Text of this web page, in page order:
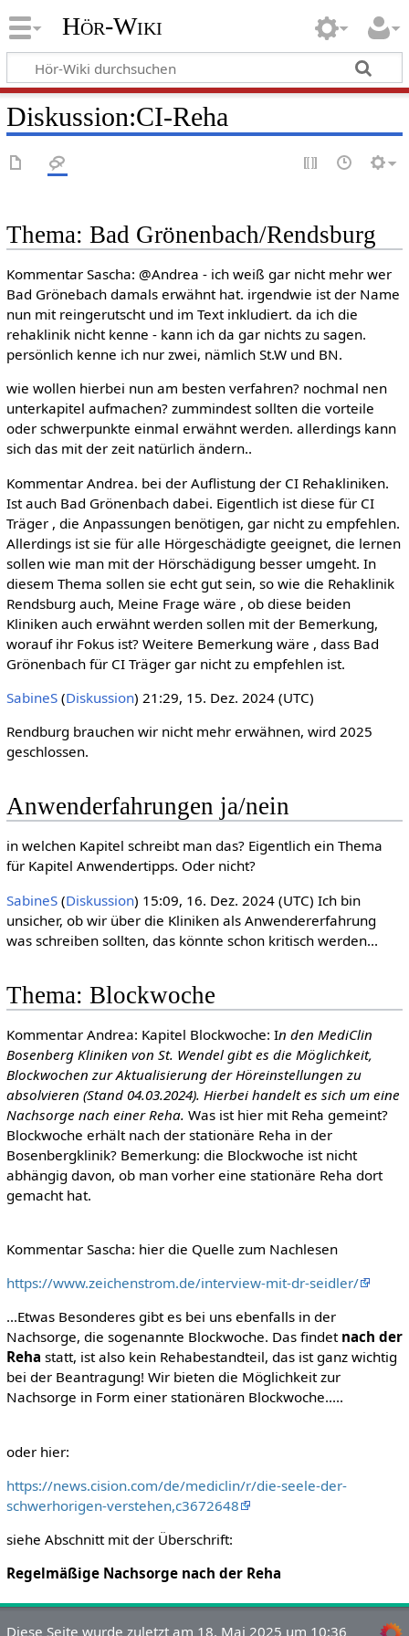
Hör-Wiki
Diskussion:CI-Reha
Thema: Bad Grönenbach/Rendsburg
Kommentar Sascha: @Andrea - ich weiß gar nicht mehr wer
Bad Grönebach damals erwähnt hat. irgendwie ist der Name
nun mit reingerutscht und im Text inkludiert. da ich die
rehaklinik nicht kenne - kann ich da gar nichts zu sagen.
persönlich kenne ich nur zwei, nämlich St.W und BN.
wie wollen hierbei nun am besten verfahren? nochmal nen
unterkapitel aufmachen? zummindest sollten die vorteile
oder schwerpunkte einmal erwähnt werden. allerdings kann
sich das mit der zeit natürlich ändern..
Kommentar Andrea. bei der Auflistung der CI Rehakliniken.
Ist auch Bad Grönenbach dabei. Eigentlich ist diese für CI
Träger , die Anpassungen benötigen, gar nicht zu empfehlen.
Allerdings ist sie für alle Hörgeschädigte geeignet, die lernen
sollen wie man mit der Hörschädigung besser umgeht. In
diesem Thema sollen sie echt gut sein, so wie die Rehaklinik
Rendsburg auch, Meine Frage wäre , ob diese beiden
Kliniken auch erwähnt werden sollen mit der Bemerkung,
worauf ihr Fokus ist? Weitere Bemerkung wäre , dass Bad
Grönenbach für CI Träger gar nicht zu empfehlen ist.
SabineS(Diskussion) 21:29, 15. Dez. 2024 (UTC)
Rendburg brauchen wir nicht mehr erwähnen, wird 2025
geschlossen.
Anwenderfahrungen ja/nein
in welchen Kapitel schreibt man das? Eigentlich ein Thema
für Kapitel Anwendertipps. Oder nicht?
SabineS(Diskussion) 15:09, 16. Dez. 2024 (UTC) Ich bin
unsicher, ob wir über die Kliniken als Anwendererfahrung
was schreiben sollten, das könnte schon kritisch werden...
Thema: Blockwoche
Kommentar Andrea: Kapitel Blockwoche: In den MediClin
Bosenberg Kliniken von St. Wendel gibt es die Möglichkeit,
Blockwochen zur Aktualisierung der Höreinstellungen zu
absolvieren (Stand 04.03.2024). Hierbei handelt es sich um eine
Nachsorge nach einer Reha. Was ist hier mit Reha gemeint?
Blockwoche erhält nach der stationäre Reha in der
Bosenbergklinik? Bemerkung: die Blockwoche ist nicht
abhängig davon, ob man vorher eine stationäre Reha dort
gemacht hat.
Kommentar Sascha: hier die Quelle zum Nachlesen
https://www.zeichenstrom.de/interview-mit-dr-seidler/
...Etwas Besonderes gibt es bei uns ebenfalls in der
Nachsorge, die sogenannte Blockwoche. Das findet nach der
Reha statt, ist also kein Rehabestandteil, das ist ganz wichtig
bei der Beantragung! Wir bieten die Möglichkeit zur
Nachsorge in Form einer stationären Blockwoche.....
oder hier:
https://news.cision.com/de/mediclin/r/die-seele-der-
schwerhorigen-verstehen,c3672648
siehe Abschnitt mit der Überschrift:
Regelmäßige Nachsorge nach der Reha
Diese Seite wurde zuletzt am 18. Mai 2025 um 10:36